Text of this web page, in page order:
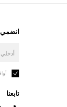
انضمي
تابعنا